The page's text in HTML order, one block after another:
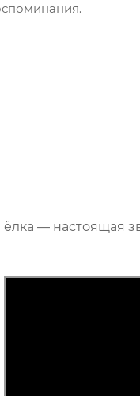
— настоящая